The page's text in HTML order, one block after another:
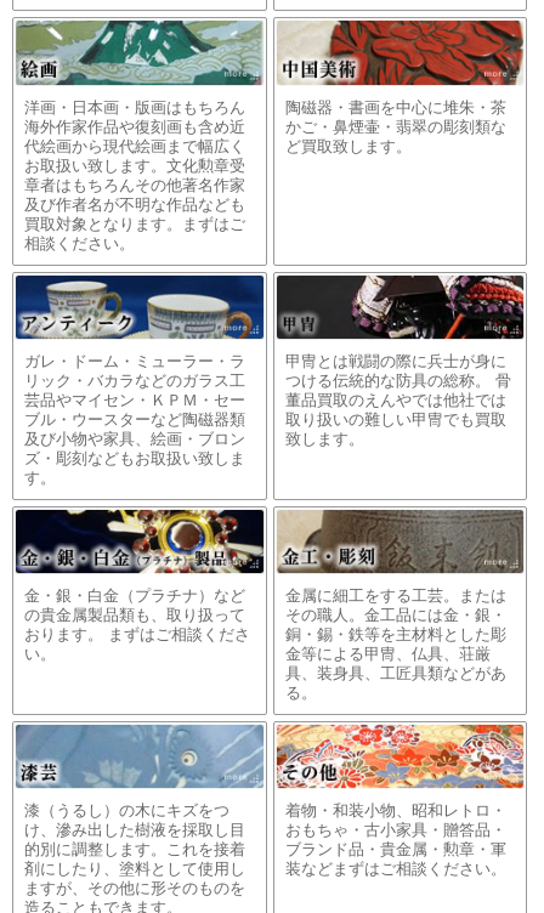
洋画・日本画・版画はもちろん
海外作家作品や復刻画も含め近
代絵画から現代絵画まで幅広く
お取扱い致します。文化勲章受
章者はもちろんその他著名作家
及び作者名が不明な作品なども
買取対象となります。まずはご
相談ください。
陶磁器・書画を中心に堆朱・茶
かご・鼻煙壷・翡翠の彫刻類な
ど買取致します。
ガレ・ドーム・ミューラー・ラ
リック・バカラなどのガラス工
芸品やマイセン・ＫＰＭ・セー
ブル・ウースターなど陶磁器類
及び小物や家具、絵画・ブロン
ズ・彫刻などもお取扱い致しま
す。
甲冑とは戦闘の際に兵士が身に
つける伝統的な防具の総称。 骨
董品買取のえんやでは他社では
取り扱いの難しい甲冑でも買取
致します。
金・銀・白金（プラチナ）など
の貴金属製品類も、取り扱って
おります。 まずはご相談くださ
い。
金属に細工をする工芸。または
その職人。金工品には金・銀・
銅・錫・鉄等を主材料とした彫
金等による甲冑、仏具、荘厳
具、装身具、工匠具類などがあ
る。
漆（うるし）の木にキズをつ
け、滲み出した樹液を採取し目
的別に調整します。これを接着
剤にしたり、塗料として使用し
ますが、その他に形そのものを
造ることもできます。
着物・和装小物、昭和レトロ・
おもちゃ・古小家具・贈答品・
ブランド品・貴金属・勲章・軍
装などまずはご相談ください。